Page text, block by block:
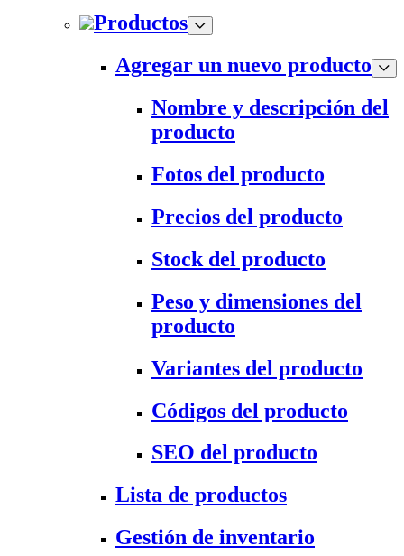
Productos
Agregar un nuevo producto
Nombre y descripción del
producto
Fotos del producto
Precios del producto
Stock del producto
Peso y dimensiones del
producto
Variantes del producto
Códigos del producto
SEO del producto
Lista de productos
Gestión de inventario